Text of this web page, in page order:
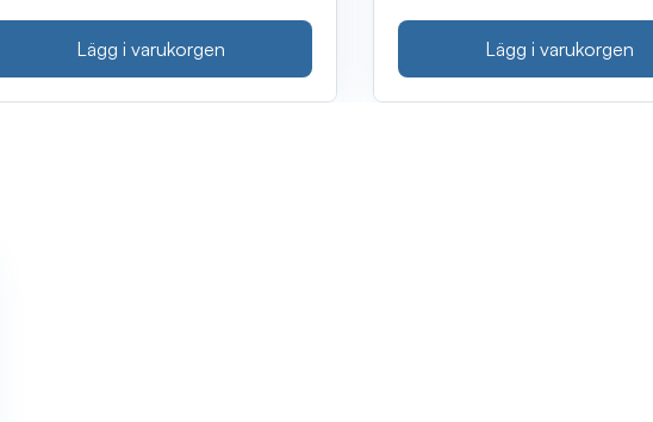
Lägg i varukorgen Lägg i varukorgen